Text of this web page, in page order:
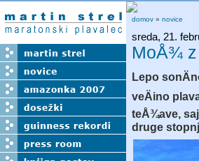
domov » novice
sreda, 21.
MoÅ¾
Lepo
veÄino
teÅ¾ave,
druge